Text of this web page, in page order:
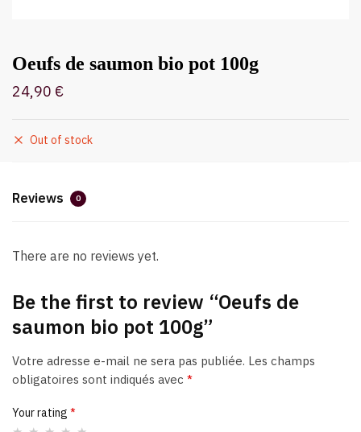
Oeufs de saumon bio pot 100g
24,90 €
Out of stock
Reviews 0
There are no reviews yet.
Be the first to review “Oeufs de
saumon bio pot 100g”
Votre adresse e-mail ne sera pas publiée. Les champs
obligatoires sont indiqués avec *
Your rating *